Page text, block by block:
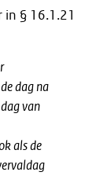
in § 16.1.21
dag na
van
als de